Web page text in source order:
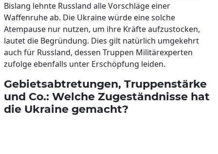
Bislang lehnte Russland alle Vorschläge einer
Waffenruhe ab. Die Ukraine würde eine solche
Atempause nur nutzen, um ihre Kräfte aufzustocken,
lautet die Begründung. Dies gilt natürlich umgekehrt
auch für Russland, dessen Truppen Militärexperten
zufolge ebenfalls unter Erschöpfung leiden.
Gebietsabtretungen, Truppenstärke
und Co.: Welche Zugeständnisse hat
die Ukraine gemacht?